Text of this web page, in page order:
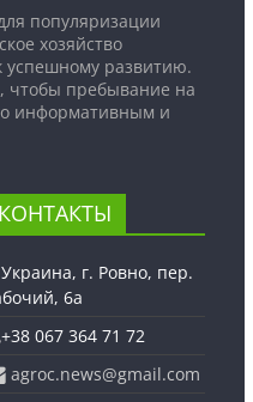
популяризации
хозяйство
успешному развитию.
чтобы пребывание на
информативным и
КОНТАКТЫ
Украина, г. Ровно, пер.
6а
+38 067 364 71 72
agroc.news@gmail.com